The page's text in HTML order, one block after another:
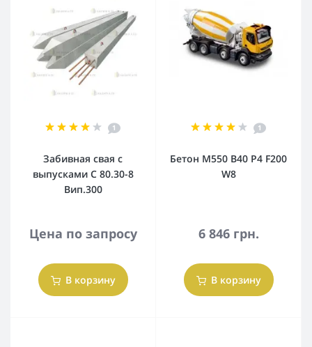
1
Забивная свая с
выпусками С 80.30-8
Вип.300
Цена по запросу
В корзину
1
Бетон М550 В40 Р4 F200
W8
6 846 грн.
В корзину